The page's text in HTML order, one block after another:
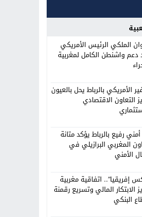
الملكي الرئيس الأمريكي
دعم واشنطن الكامل لمغربية
الأمريكي بالرباط يحل بالعيون
التعاون الاقتصادي
أمني رفيع بالرباط يؤكد متانة
المغربي البرازيلي في
الأمني
إفريقيا”.. اتفاقية مغربية
الابتكار المالي وتسريع رقمنة
البنكي